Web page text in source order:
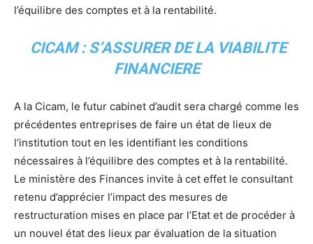
l’équilibre des comptes et à la rentabilité.
CICAM : S’ASSURER DE LA VIABILITE
FINANCIERE
A la Cicam, le futur cabinet d’audit sera chargé comme les
précédentes entreprises de faire un état de lieux de
l’institution tout en les identifiant les conditions
nécessaires à l’équilibre des comptes et à la rentabilité.
Le ministère des Finances invite à cet effet le consultant
retenu d’apprécier l’impact des mesures de
restructuration mises en place par l’Etat et de procéder à
un nouvel état des lieux par évaluation de la situation